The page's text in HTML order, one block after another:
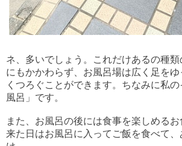
ネ、多いでしょう。これだけあるの種
にもかかわらず、お風呂場は広く足を
くつろぐことができます。ちなみに私
風呂」です。
また、お風呂の後には食事を楽しめる
来た日はお風呂に入ってご飯を食べて